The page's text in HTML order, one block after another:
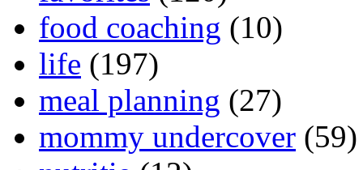
food coaching (10)
life (197)
meal planning (27)
mommy undercover (59)